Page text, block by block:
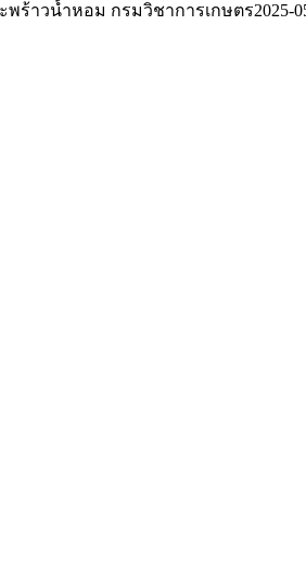
พร้าวน้ำหอม กรมวิชาการเกษตร2025-